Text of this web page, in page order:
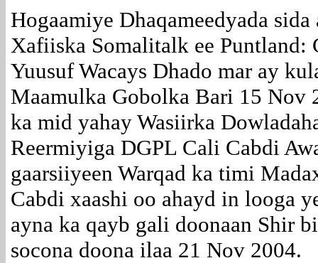
Hogaamiye Dhaqameedyada
Xafiiska Somalitalk ee Puntland:
Yuusuf Wacays Dhado mar ay
Maamulka Gobolka Bari 15 Nov
ka mid yahay Wasiirka
Reermiyiga DGPL Cali Cabdi
gaarsiiyeen Warqad ka timi
Cabdi xaashi oo ahayd in looga
ayna ka qayb gali doonaan Shir
socona doona ilaa 21 Nov 2004.